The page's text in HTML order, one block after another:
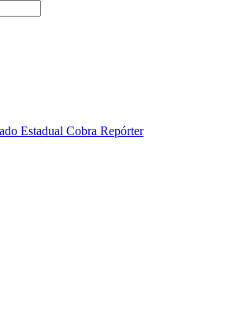
Estadual Cobra Repórter